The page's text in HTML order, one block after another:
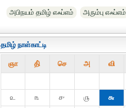
அபிநயம் தமிழ் எஃப்எம் அரும்பு எஃப்எம்
தமிழ் நாள்காட்டி
ஞா தி் செ அ வி
௨
௩ ௪ ௫ ௬